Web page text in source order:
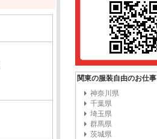
関東の服装自由のお仕事
神奈川県
千葉県
埼玉県
群馬県
茨城県